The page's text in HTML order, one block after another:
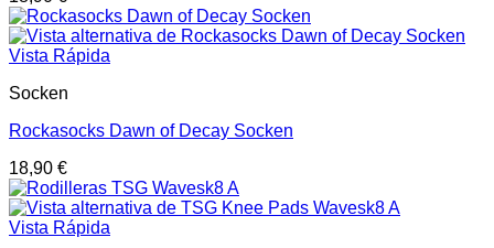
Vista Rápida
Socken
Rockasocks Dawn of Decay Socken
18,90 €
Vista Rápida